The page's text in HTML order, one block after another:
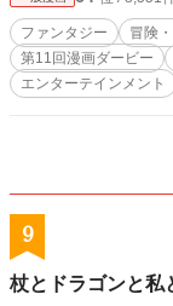
ファンタジー 冒険
第11回漫画ダービー
エンターテインメント
9
杖とドラゴンと私